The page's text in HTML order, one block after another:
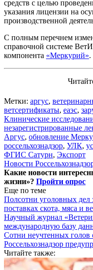
средств с целью
указания лицензии на
производственной
С полным перечнем
справочной системе
компонента «Меркурий».
Метки: аргус,
ветсертификаты, еаэс,
Клинические
незарегистрированные
Аргус, обновление
россельхознадзор, УЛК,
ФГИС Сатурн, Экспорт
Новости
Какие новости
жизни»? Пройти опрос
Еще по теме
Полсотни уголовных дел
поставках скота, мяса и
Научный журнал
международную базу
Сотни неучтенных голов
Россельхознадзор
Читайте также: